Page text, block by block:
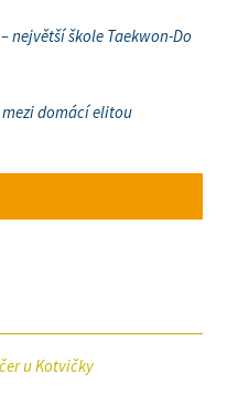
největší škole Taekwon-Do
domácí elitou
u Kotvičky